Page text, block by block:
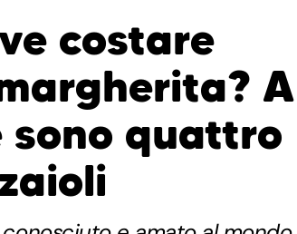
costare
A
sono quattro